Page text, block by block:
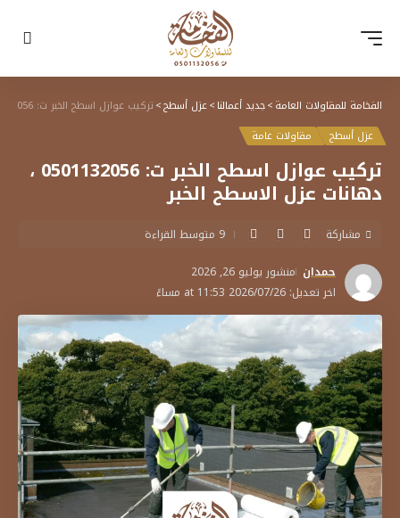
الفخامة للمقاولات العامة>جديد أعمالنا>عزل أسطح>تركيب عوازل اسطح الخبر ت: 0501132056 ، دهانات عزل الاسطح الخبر
عزل أسطح
مقاولات عامة
تركيب عوازل اسطح الخبر ت: 0501132056 ،
دهانات عزل الاسطح الخبر
اخر تعديل: 2026/07/26 at 11:53 مساءً
حمدان منشور يوليو 26, 2026
مشاركة 9 متوسط القراءة